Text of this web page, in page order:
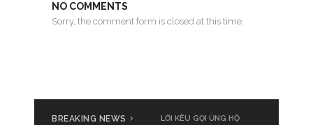
NO COMMENTS
Sorry, the comment form is closed at this time.
BREAKING NEWS LỜI KÊU GỌI ỦNG HỘ
Cả nước cùng đồng loạt phát